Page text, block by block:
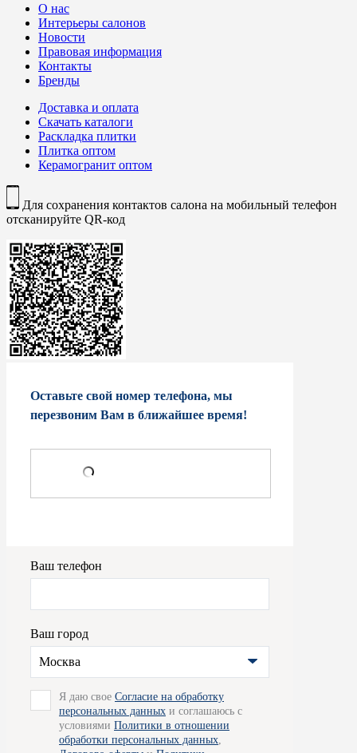
О нас
Интерьеры салонов
Новости
Правовая информация
Контакты
Бренды
Доставка и оплата
Скачать каталоги
Раскладка плитки
Плитка оптом
Керамогранит оптом
Для сохранения контактов салона на мобильный телефон
отсканируйте QR-код
Оставьте свой номер телефона, мы
перезвоним Вам в ближайшее время!
Ваш телефон
Ваш город
Москва
Я даю свое Согласие на обработку
персональных данных и соглашаюсь с
условиями Политики в отношении
обработки персональных данных